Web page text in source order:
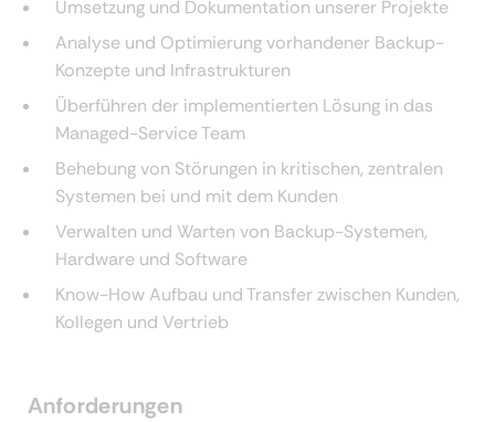
Umsetzung und Dokumentation unserer Projekte
Analyse und Optimierung vorhandener Backup-
Konzepte und Infrastrukturen
Überführen der implementierten Lösung in das
Managed-Service Team
Behebung von Störungen in kritischen, zentralen
Systemen bei und mit dem Kunden
Verwalten und Warten von Backup-Systemen,
Hardware und Software
Know-How Aufbau und Transfer zwischen Kunden,
Kollegen und Vertrieb
Anforderungen